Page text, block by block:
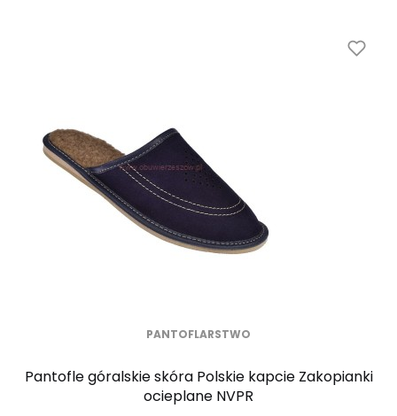
PANTOFLARSTWO
Pantofle góralskie skóra Polskie kapcie Zakopianki
ocieplane NVPR